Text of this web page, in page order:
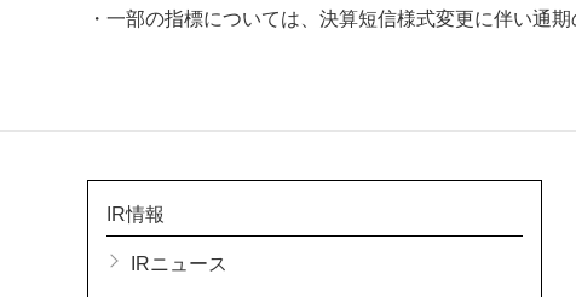
・一部の指標については、決算短信様式変更に伴い通
IR情報
IRニュース